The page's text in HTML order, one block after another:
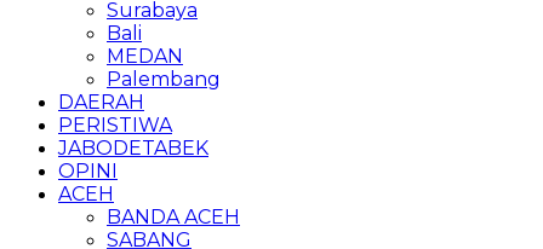
Surabaya
Bali
MEDAN
Palembang
DAERAH
PERISTIWA
JABODETABEK
OPINI
ACEH
BANDA ACEH
SABANG